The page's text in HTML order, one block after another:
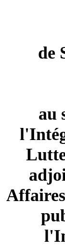
de
au